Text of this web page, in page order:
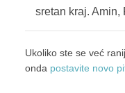
sretan kraj. Amin,
Ukoliko ste se već
onda postavite novo